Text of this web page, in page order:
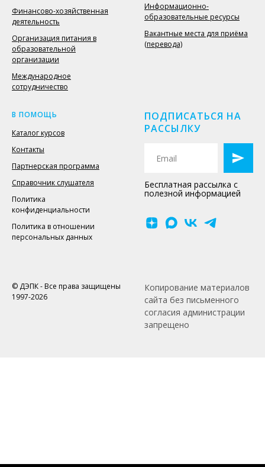
Финансово-хозяйственная
деятельность
Организация питания в
образовательной
организации
Международное
сотрудничество
Информационно-
образовательные ресурсы
Вакантные места для приёма
(перевода)
В ПОМОЩЬ
Каталог курсов
Контакты
Партнерская программа
Справочник слушателя
Политика
конфиденциальности
Политика в отношении
персональных данных
ПОДПИСАТЬСЯ НА
РАССЫЛКУ
Бесплатная рассылка с
полезной информацией
© ДЭПК - Все права защищены
1997-2026
Копирование материалов
сайта без письменного
согласия администрации
запрещено